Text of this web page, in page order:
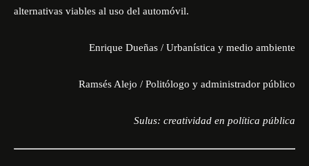
alternativas viables al uso del automóvil.
Enrique Dueñas / Urbanística y medio ambiente
Ramsés Alejo / Politólogo y administrador público
Sulus: creatividad en política pública